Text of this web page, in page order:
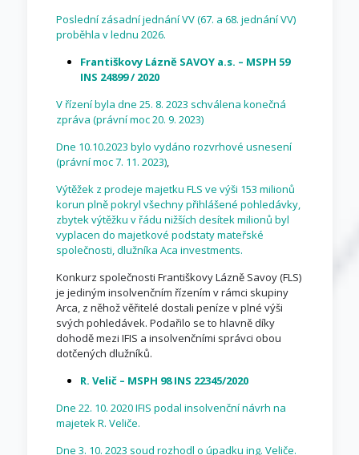
Poslední zásadní jednání VV (67. a 68. jednání VV)
proběhla v lednu 2026.
Františkovy Lázně SAVOY a.s. – MSPH 59
INS 24899 / 2020
V řízení byla dne 25. 8. 2023 schválena konečná
zpráva (právní moc 20. 9. 2023)
Dne 10.10.2023 bylo vydáno rozvrhové usnesení
(právní moc 7. 11. 2023),
Výtěžek z prodeje majetku FLS ve výši 153 milionů
korun plně pokryl všechny přihlášené pohledávky,
zbytek výtěžku v řádu nižších desítek milionů byl
vyplacen do majetkové podstaty mateřské
společnosti, dlužníka Aca investments.
Konkurz společnosti Františkovy Lázně Savoy (FLS)
je jediným insolvenčním řízením v rámci skupiny
Arca, z něhož věřitelé dostali peníze v plné výši
svých pohledávek. Podařilo se to hlavně díky
dohodě mezi IFIS a insolvenčními správci obou
dotčených dlužníků.
R. Velič – MSPH 98 INS 22345/2020
Dne 22. 10. 2020 IFIS podal insolvenční návrh na
majetek R. Veliče.
Dne 3. 10. 2023 soud rozhodl o úpadku ing. Veliče.